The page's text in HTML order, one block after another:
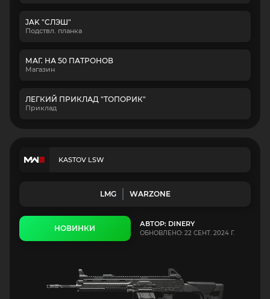
JAK "СЛЭШ"
Подствл. планка
МАГ. НА 50 ПАТРОНОВ
Магазин
ЛЕГКИЙ ПРИКЛАД "ТОПОРИК"
Приклад
KASTOV LSW
LMG WARZONE
НОВИНКИ АВТОР: DINERY
ОБНОВЛЕНО: 22 СЕНТ. 2024 Г.